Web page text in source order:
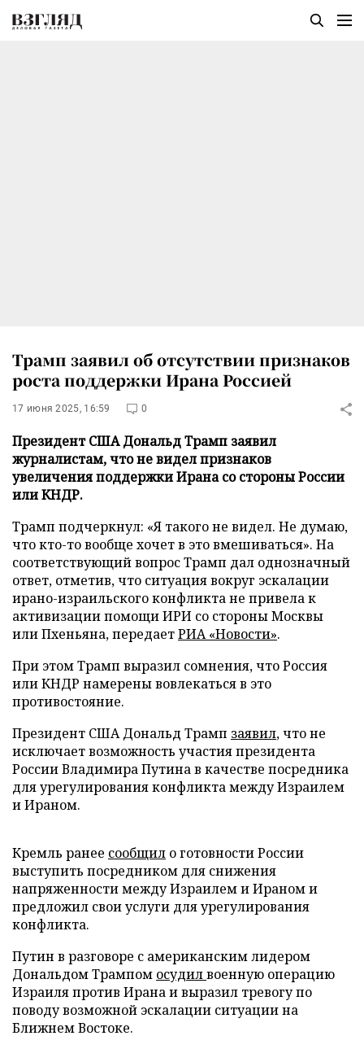
Трамп заявил об отсутствии признаков
роста поддержки Ирана Россией
17 июня 2025, 16:59 0
Президент США Дональд Трамп заявил
журналистам, что не видел признаков
увеличения поддержки Ирана со стороны России
или КНДР.
Трамп подчеркнул: «Я такого не видел. Не думаю,
что кто-то вообще хочет в это вмешиваться». На
соответствующий вопрос Трамп дал однозначный
ответ, отметив, что ситуация вокруг эскалации
ирано-израильского конфликта не привела к
активизации помощи ИРИ со стороны Москвы
или Пхеньяна, передаетРИА «Новости».
При этом Трамп выразил сомнения, что Россия
или КНДР намерены вовлекаться в это
противостояние.
Президент США Дональд Трамп заявил, что не
исключает возможность участия президента
России Владимира Путина в качестве посредника
для урегулирования конфликта между Израилем
и Ираном.
Кремль ранее сообщил о готовности России
выступить посредником для снижения
напряженности между Израилем и Ираном и
предложил свои услуги для урегулирования
конфликта.
Путин в разговоре с американским лидером
Дональдом Трампом осудилвоенную операцию
Израиля против Ирана и выразил тревогу по
поводу возможной эскалации ситуации на
Ближнем Востоке.